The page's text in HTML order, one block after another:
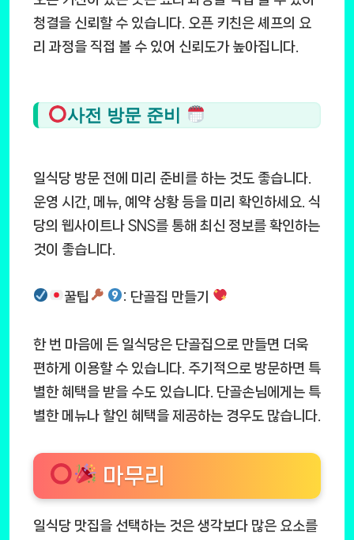
청결을 신뢰할 수 있습니다. 오픈 키친은 셰프의 요
리 과정을 직접 볼 수 있어 신뢰도가 높아집니다.
사전 방문 준비
일식당 방문 전에 미리 준비를 하는 것도 좋습니다.
운영 시간, 메뉴, 예약 상황 등을 미리 확인하세요. 식
당의 웹사이트나 SNS를 통해 최신 정보를 확인하는
것이 좋습니다.
꿀팁 : 단골집 만들기
한 번 마음에 든 일식당은 단골집으로 만들면 더욱
편하게 이용할 수 있습니다. 주기적으로 방문하면 특
별한 혜택을 받을 수도 있습니다. 단골손님에게는 특
별한 메뉴나 할인 혜택을 제공하는 경우도 많습니다.
마무리
일식당 맛집을 선택하는 것은 생각보다 많은 요소를